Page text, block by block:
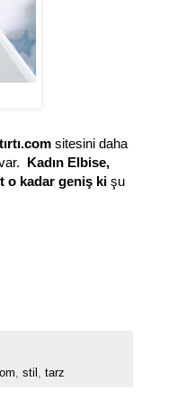
sitesini daha
Kadın Elbise,
o kadar geniş ki şu
, stil , tarz